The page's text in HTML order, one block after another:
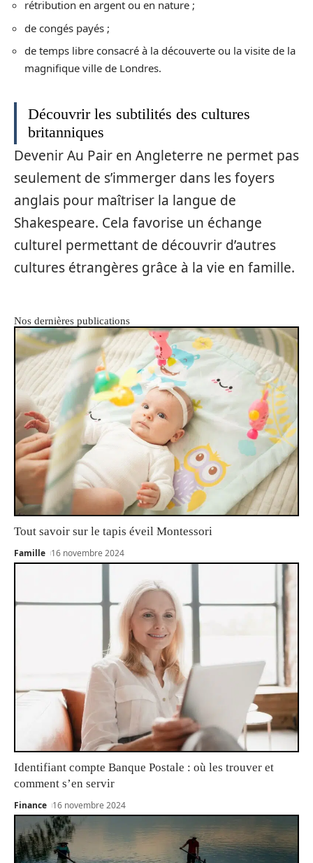
rétribution en argent ou en nature ;
de congés payés ;
de temps libre consacré à la découverte ou la visite de la
magnifique ville de Londres.
Découvrir les subtilités des cultures
britanniques
Devenir Au Pair en Angleterre ne permet pas
seulement de s’immerger dans les foyers
anglais pour maîtriser la langue de
Shakespeare. Cela favorise un échange
culturel permettant de découvrir d’autres
cultures étrangères grâce à la vie en famille.
Nos dernières publications
Tout savoir sur le tapis éveil Montessori
Famille 16 novembre 2024
Identifiant compte Banque Postale : où les trouver et
comment s’en servir
Finance 16 novembre 2024